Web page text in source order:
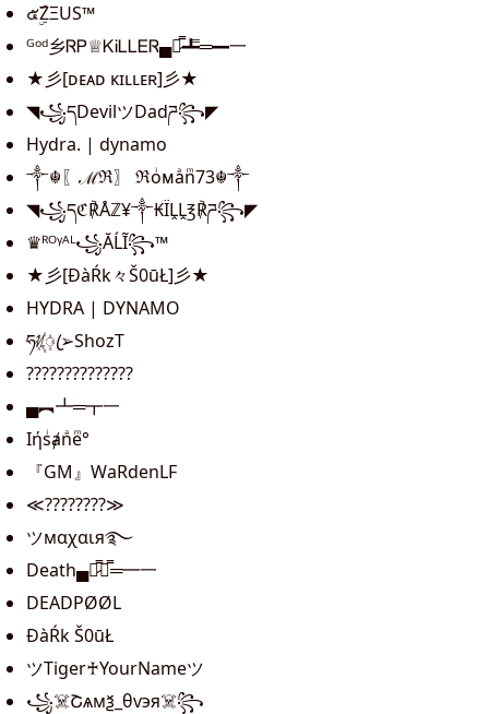
๕ۣۜZΞUS™
ᴳᵒᵈ乡ᏒᏢ♕ᏦᎥᏞᏞᎬᏒ▄︻̷̿┻̿═━一
★彡[ᴅᴇᴀᴅ ᴋɪʟʟᴇʀ]彡★
◥꧁དDevilツDadཌ꧂◤
Hydra. | dynamo
༒☬〖ℳℜ〗 ℜoͥᴍaͣnͫ73☬༒
◥꧁དℭ℟Åℤ¥༒₭ÏḼḼ℥℟ཌ꧂◤
♛ᴿᴼᵞᴬᴸ꧁ĂĹĨ꧂™
★彡[ĐàŔk々Š0ūŁ]彡★
HYDRA | DYNAMO
ཧᜰ꙰ꦿ➢ShozT
??????????????
▄︻┻═┳一
Iήsͥⱥnͣeͫ°
『GM』WaRdenLF
≪????????≫
ツмαχαιя࿐
Death▄︻̷̿┻̿═━一
DEADPØØL
ĐàŔk Š0ūŁ
ツTiger♰YourNameツ
️꧁️☠️Շѧмѯ_️θѵэя☠️꧂